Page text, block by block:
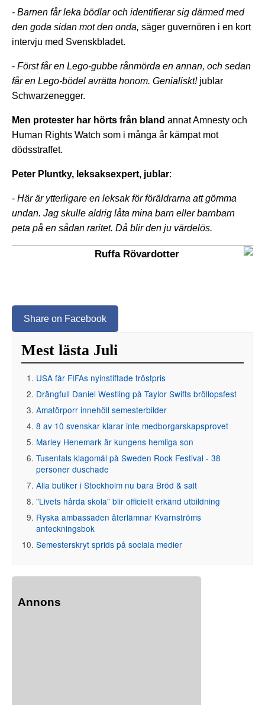
- Barnen får leka bödlar och identifierar sig därmed med
den goda sidan mot den onda, säger guvernören i en kort
intervju med Svenskbladet.
- Först får en Lego-gubbe rånmörda en annan, och sedan
får en Lego-bödel avrätta honom. Genialiskt!jublar
Schwarzenegger.
Men protester har hörts från bland annat Amnesty och
Human Rights Watch som i många år kämpat mot
dödsstraffet.
Peter Pluntky, leksaksexpert, jublar:
- Här är ytterligare en leksak för föräldrarna att gömma
undan. Jag skulle aldrig låta mina barn eller barnbarn
peta på en sådan raritet. Då blir den ju värdelös.
Ruffa Rövardotter
Share on Facebook
Mest lästa Juli
USA får FIFAs nyinstiftade tröstpris
Drängfull Daniel Westling på Taylor Swifts bröllopsfest
Amatörporr innehöll semesterbilder
8 av 10 svenskar klarar inte medborgarskapsprovet
Marley Henemark är kungens hemliga son
Tusentals klagomål på Sweden Rock Festival - 38
personer duschade
Alla butiker i Stockholm nu bara Bröd & salt
"Livets hårda skola" blir officiellt erkänd utbildning
Ryska ambassaden återlämnar Kvarnströms
anteckningsbok
Semesterskryt sprids på sociala medier
Annons